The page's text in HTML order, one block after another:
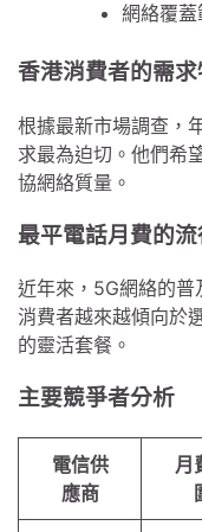
網絡覆蓋
香港消費者的需
根據最新市場調查，
求最為迫切。他們希
協網絡質量。
最平電話月費的
近年來，5G網絡的普
消費者越來越傾向於
的靈活套餐。
主要競爭者分析
電信供
應商
月